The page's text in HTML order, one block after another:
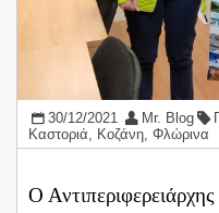
30/12/2021 Mr. Blog
Καστοριά
Κοζάνη Φλώρινα
Ο